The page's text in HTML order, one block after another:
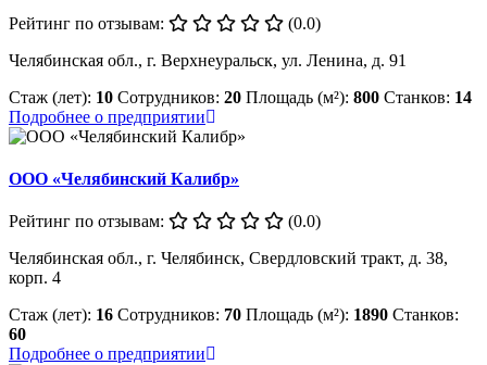
Рейтинг по отзывам:
(0.0)
Челябинская обл., г. Верхнеуральск, ул. Ленина, д. 91
Стаж (лет): 10 Сотрудников: 20 Площадь (м²): 800 Станков: 14
Подробнее о предприятии
ООО «Челябинский Калибр»
Рейтинг по отзывам:
(0.0)
Челябинская обл., г. Челябинск, Свердловский тракт, д. 38,
корп. 4
Стаж (лет): 16 Сотрудников: 70 Площадь (м²): 1890 Станков:
60
Подробнее о предприятии